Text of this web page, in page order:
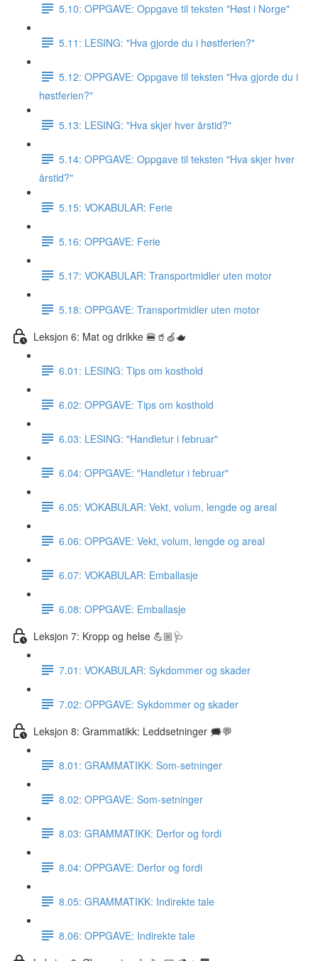
5.10: OPPGAVE: Oppgave til teksten "Høst i Norge"
5.11: LESING: "Hva gjorde du i høstferien?"
5.12: OPPGAVE: Oppgave til teksten "Hva gjorde du i
høstferien?"
5.13: LESING: "Hva skjer hver årstid?"
5.14: OPPGAVE: Oppgave til teksten "Hva skjer hver
årstid?"
5.15: VOKABULAR: Ferie
5.16: OPPGAVE: Ferie
5.17: VOKABULAR: Transportmidler uten motor
5.18: OPPGAVE: Transportmidler uten motor
Leksjon 6: Mat og drikke 🍔🥤🍏🫖
6.01: LESING: Tips om kosthold
6.02: OPPGAVE: Tips om kosthold
6.03: LESING: "Handletur i februar"
6.04: OPPGAVE: "Handletur i februar"
6.05: VOKABULAR: Vekt, volum, lengde og areal
6.06: OPPGAVE: Vekt, volum, lengde og areal
6.07: VOKABULAR: Emballasje
6.08: OPPGAVE: Emballasje
Leksjon 7: Kropp og helse 💪🏼🩺
7.01: VOKABULAR: Sykdommer og skader
7.02: OPPGAVE: Sykdommer og skader
Leksjon 8: Grammatikk: Leddsetninger 🗯💬
8.01: GRAMMATIKK: Som-setninger
8.02: OPPGAVE: Som-setninger
8.03: GRAMMATIKK: Derfor og fordi
8.04: OPPGAVE: Derfor og fordi
8.05: GRAMMATIKK: Indirekte tale
8.06: OPPGAVE: Indirekte tale